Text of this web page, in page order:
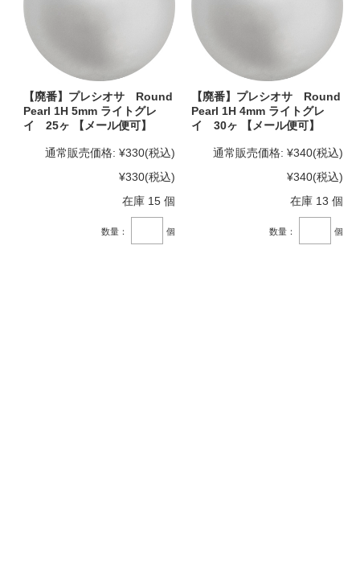
【廃番】プレシオサ Round
Pearl 1H 5mm ライトグレ
イ 25ヶ 【メール便可】
通常販売価格: ¥330(税込)
¥330(税込)
在庫 15 個
数量： 個
【廃番】プレシオサ Round
Pearl 1H 4mm ライトグレ
イ 30ヶ 【メール便可】
通常販売価格: ¥340(税込)
¥340(税込)
在庫 13 個
数量： 個